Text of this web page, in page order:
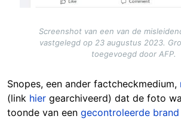
Screenshot van een van de
vastgelegd op 23 augustus 2023.
toegevoegd door AFP.
Snopes, een ander factcheckmedium,
(link hier gearchiveerd) dat de foto
toonde van een gecontroleerde